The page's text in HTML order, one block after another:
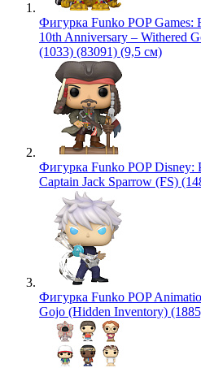
Фигурка Funko POP Games:
10th Anniversary – Withered
(1033) (83091) (9,5 см)
Фигурка Funko POP Disney:
Captain Jack Sparrow (FS)
Фигурка Funko POP
Gojo (Hidden Inventory)